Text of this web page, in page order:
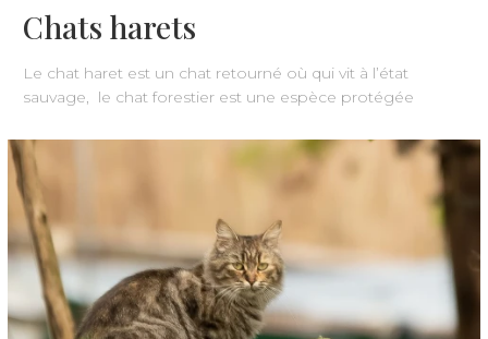
Chats harets
Le chat haret est un chat retourné où qui vit à l’état
sauvage, le chat forestier est une espèce protégée